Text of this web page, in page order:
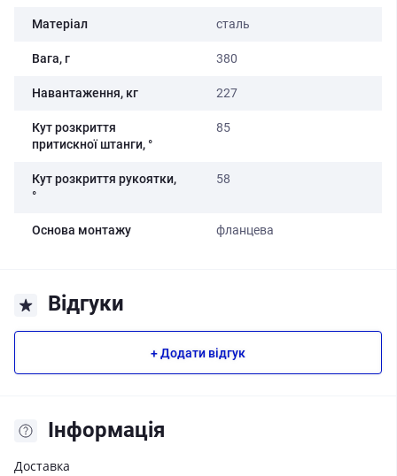
Матеріал сталь
Вага, г 380
Навантаження, кг 227
Кут розкриття
притискної штанги, °
85
Кут розкриття рукоятки,
°
58
Основа монтажу фланцева
Відгуки
+ Додати відгук
Iнформація
Доставка